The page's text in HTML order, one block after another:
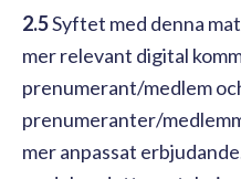
2.5Syftet med denna
mer relevant digital
prenumerant/medlem
prenumeranter/
mer anpassat